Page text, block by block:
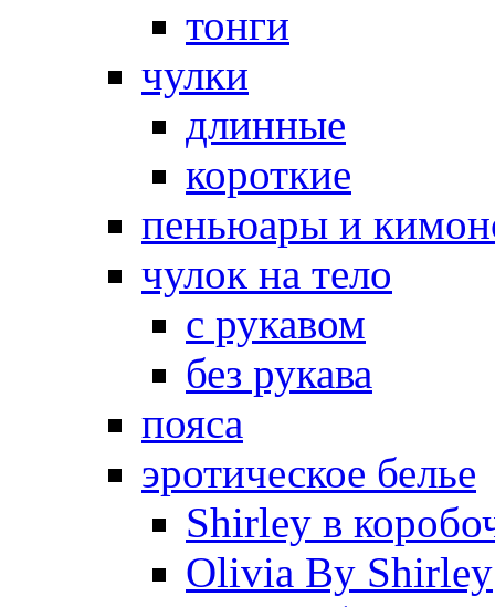
тонги
чулки
длинные
короткие
пеньюары и
чулок на тело
с рукавом
без рукава
пояса
эротическое белье
Shirley в
Olivia By Shirley